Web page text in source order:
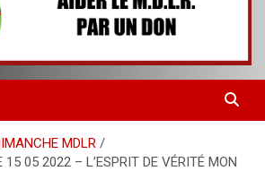
MDLR
15 05 2022 – L’ESPRIT DE VÉRITÉ MON